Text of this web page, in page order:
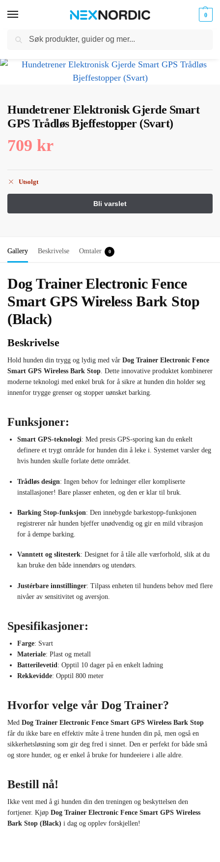
0
til
Kabler
Hundetrener Elektronisk Gjerde Smart
GPS Trådløs Bjeffestopper (Svart)
709 kr
Utsolgt
Gallery Beskrivelse Omtaler 0
Dog Trainer Electronic Fence
Smart GPS Wireless Bark Stop
(Black)
Beskrivelse
Hold hunden din trygg og lydig med vår Dog Trainer Electronic Fence
Smart GPS Wireless Bark Stop. Dette innovative produktet kombinerer
moderne teknologi med enkel bruk for å sikre at hunden din holder seg
innenfor trygge grenser og stopper uønsket barking.
Funksjoner:
Smart GPS-teknologi: Med presis GPS-sporing kan du enkelt
definere et trygt område for hunden din å leke i. Systemet varsler deg
hvis hunden skulle forlate dette området.
Trådløs design: Ingen behov for ledninger eller kompliserte
installasjoner! Bare plasser enheten, og den er klar til bruk.
Barking Stop-funksjon: Den innebygde barkestopp-funksjonen
registrerer når hunden bjeffer unødvendig og gir en mild vibrasjon
for å dempe barking.
Vanntett og slitesterk: Designet for å tåle alle værforhold, slik at du
kan bruke den både innendørs og utendørs.
Justérbare innstillinger: Tilpass enheten til hundens behov med flere
nivåer av sensitivitet og aversjon.
Spesifikasjoner:
Farge: Svart
Materiale: Plast og metall
Batterilevetid : Opptil 10 dager på en enkelt ladning
Rekkevidde: Opptil 800 meter
Hvorfor velge vår Dog Trainer?
Med Dog Trainer Electronic Fence Smart GPS Wireless Bark Stop
får du ikke bare en effektiv måte å trene hunden din på, men også en
sikkerhetsløsning som gir deg fred i sinnet. Den er perfekt for både små
og store hunder, og er enkel å bruke for hundeeiere i alle aldre.
Bestill nå!
Ikke vent med å gi hunden din den treningen og beskyttelsen den
fortjener. Kjøp Dog Trainer Electronic Fence Smart GPS Wireless
Bark Stop (Black) i dag og opplev forskjellen!